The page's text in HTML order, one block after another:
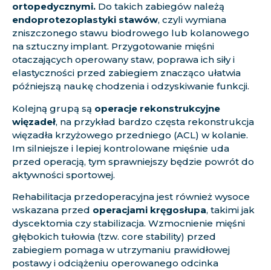
ortopedycznymi. Do takich zabiegów należą
endoprotezoplastyki stawów, czyli wymiana
zniszczonego stawu biodrowego lub kolanowego
na sztuczny implant. Przygotowanie mięśni
otaczających operowany staw, poprawa ich siły i
elastyczności przed zabiegiem znacząco ułatwia
późniejszą naukę chodzenia i odzyskiwanie funkcji.
Kolejną grupą są operacje rekonstrukcyjne
więzadeł, na przykład bardzo częsta rekonstrukcja
więzadła krzyżowego przedniego (ACL) w kolanie.
Im silniejsze i lepiej kontrolowane mięśnie uda
przed operacją, tym sprawniejszy będzie powrót do
aktywności sportowej.
Rehabilitacja przedoperacyjna jest również wysoce
wskazana przed operacjami kręgosłupa, takimi jak
dyscektomia czy stabilizacja. Wzmocnienie mięśni
głębokich tułowia (tzw. core stability) przed
zabiegiem pomaga w utrzymaniu prawidłowej
postawy i odciążeniu operowanego odcinka